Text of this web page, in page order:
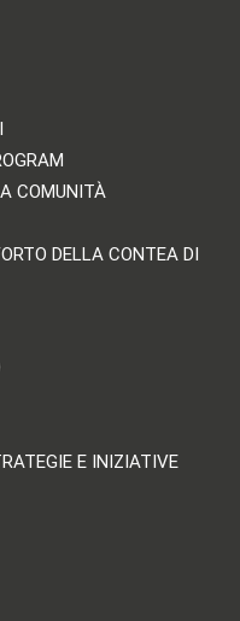
COMUNITÀ
DELLA CONTEA DI
E INIZIATIVE